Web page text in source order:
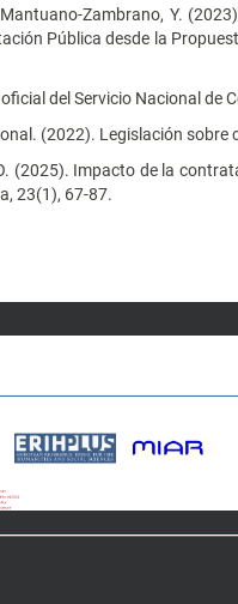
Zambrano, Y.
Pública desde la
del Servicio Nacional de
(2022). Legislación
(2025). Impacto de la
23(1), 67-87.